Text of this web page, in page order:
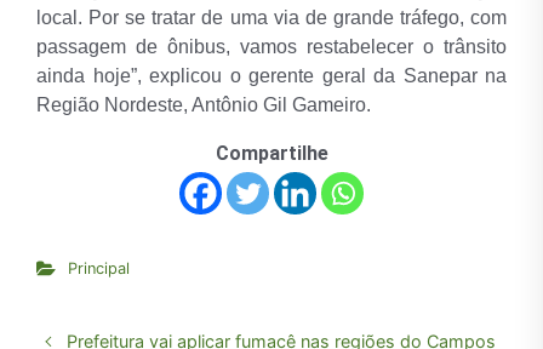
local. Por se tratar de uma via de grande tráfego, com
passagem de ônibus, vamos restabelecer o trânsito
ainda hoje”, explicou o gerente geral da Sanepar na
Região Nordeste, Antônio Gil Gameiro.
Compartilhe
Principal
Prefeitura vai aplicar fumacê nas regiões do Campos